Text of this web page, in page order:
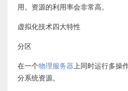
用。资源的利用率会非常高。
虚拟化技术四大特性
分区
在一个物理服务器 上同时运行多操
分系统资源。